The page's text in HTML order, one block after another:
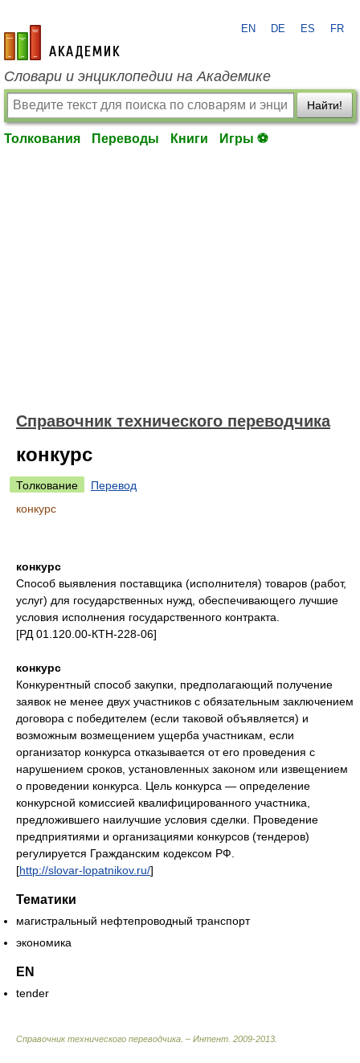
academic.ru
EN DE ES FR
Словари и энциклопедии на Академике
Найти!
Толкования Переводы Книги Игры ⚽
Справочник технического переводчика
конкурс
Толкование
Перевод
конкурс
конкурс
Способ выявления поставщика (исполнителя) товаров (работ,
услуг) для государственных нужд, обеспечивающего лучшие
условия исполнения государственного контракта.
[РД 01.120.00-КТН-228-06]
конкурс
Конкурентный способ закупки, предполагающий получение
заявок не менее двух участников с обязательным заключением
договора с победителем (если таковой объявляется) и
возможным возмещением ущерба участникам, если
организатор конкурса отказывается от его проведения с
нарушением сроков, установленных законом или извещением
о проведении конкурса. Цель конкурса — определение
конкурсной комиссией квалифицированного участника,
предложившего наилучшие условия сделки. Проведение
предприятиями и организациями конкурсов (тендеров)
регулируется Гражданским кодексом РФ.
[http://slovar-lopatnikov.ru/]
Тематики
магистральный нефтепроводный транспорт
экономика
EN
tender
Справочник технического переводчика. – Интент 2009-2013